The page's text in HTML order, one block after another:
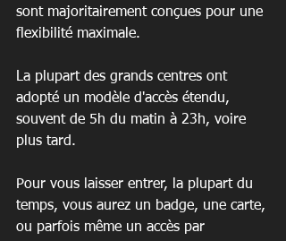
sont majoritairement conçues pour une
flexibilité maximale.
La plupart des grands centres ont
adopté un modèle d'accès étendu,
souvent de 5h du matin à 23h, voire
plus tard.
Pour vous laisser entrer, la plupart du
temps, vous aurez un badge, une carte,
ou parfois même un accès par